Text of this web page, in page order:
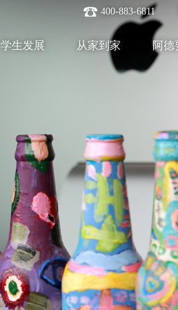
400-883-6811
学生发展 从家到家 阿德